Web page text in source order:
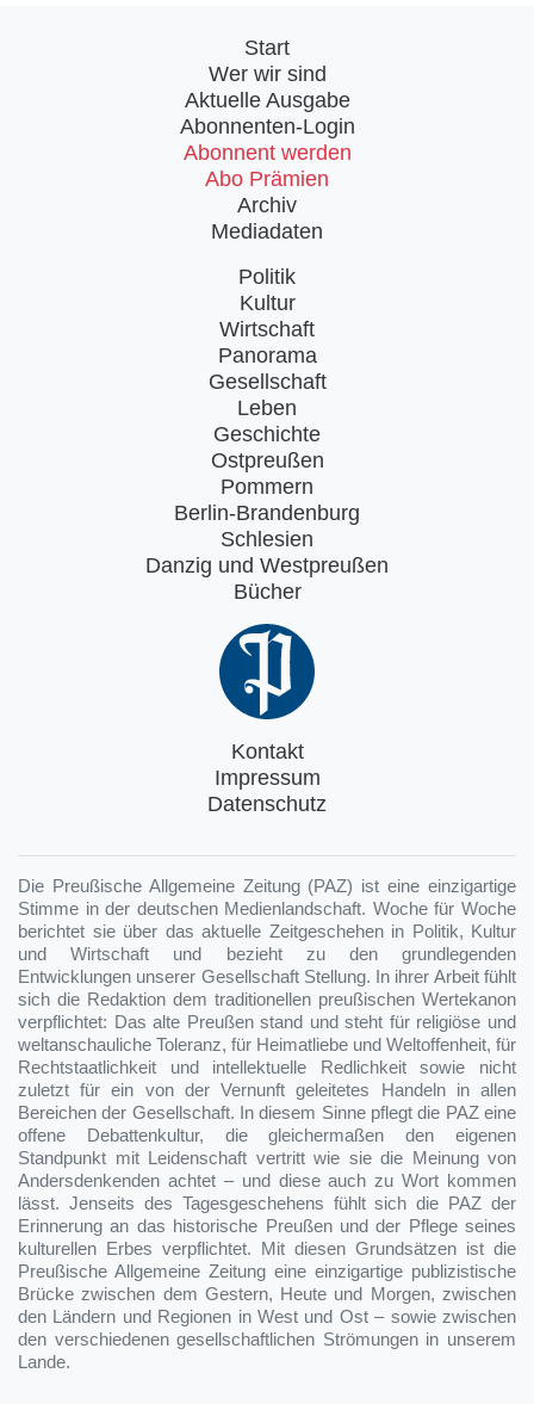
Start
Wer wir sind
Aktuelle Ausgabe
Abonnenten-Login
Abonnent werden
Abo Prämien
Archiv
Mediadaten
Politik
Kultur
Wirtschaft
Panorama
Gesellschaft
Leben
Geschichte
Ostpreußen
Pommern
Berlin-Brandenburg
Schlesien
Danzig und Westpreußen
Bücher
Kontakt
Impressum
Datenschutz
Die Preußische Allgemeine Zeitung (PAZ) ist eine einzigartige
Stimme in der deutschen Medienlandschaft. Woche für Woche
berichtet sie über das aktuelle Zeitgeschehen in Politik, Kultur
und Wirtschaft und bezieht zu den grundlegenden
Entwicklungen unserer Gesellschaft Stellung. In ihrer Arbeit fühlt
sich die Redaktion dem traditionellen preußischen Wertekanon
verpflichtet: Das alte Preußen stand und steht für religiöse und
weltanschauliche Toleranz, für Heimatliebe und Weltoffenheit, für
Rechtstaatlichkeit und intellektuelle Redlichkeit sowie nicht
zuletzt für ein von der Vernunft geleitetes Handeln in allen
Bereichen der Gesellschaft. In diesem Sinne pflegt die PAZ eine
offene Debattenkultur, die gleichermaßen den eigenen
Standpunkt mit Leidenschaft vertritt wie sie die Meinung von
Andersdenkenden achtet – und diese auch zu Wort kommen
lässt. Jenseits des Tagesgeschehens fühlt sich die PAZ der
Erinnerung an das historische Preußen und der Pflege seines
kulturellen Erbes verpflichtet. Mit diesen Grundsätzen ist die
Preußische Allgemeine Zeitung eine einzigartige publizistische
Brücke zwischen dem Gestern, Heute und Morgen, zwischen
den Ländern und Regionen in West und Ost – sowie zwischen
den verschiedenen gesellschaftlichen Strömungen in unserem
Lande.